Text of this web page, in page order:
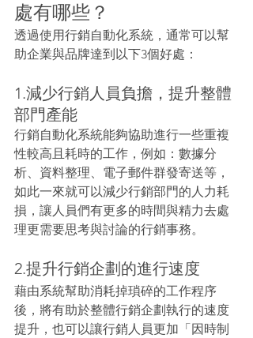
處有哪些？
透過使用行銷自動化系統，通常可以幫
助企業與品牌達到以下3個好處：
1.減少行銷人員負擔，提升整體
部門產能
行銷自動化系統能夠協助進行一些重複
性較高且耗時的工作，例如：數據分
析、資料整理、電子郵件群發寄送等，
如此一來就可以減少行銷部門的人力耗
損，讓人員們有更多的時間與精力去處
理更需要思考與討論的行銷事務。
2.提升行銷企劃的進行速度
藉由系統幫助消耗掉瑣碎的工作程序
後，將有助於整體行銷企劃執行的速度
提升，也可以讓行銷人員更加「因時制